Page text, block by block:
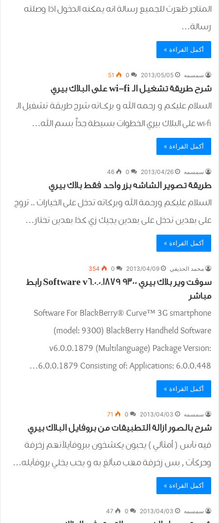
المتاجر ظهرت للجميع رسالة انه يمكنه الدخول اذا وصلته
رسالة…
أكمل القراءة »
سمسمه 2013/05/05
0
51
شرح طريقة تشغيل الـ wi-fi على البلاك بيري
السلام عليكم و رحمه الله و بركــاته شرح طريقة تشغيل الـ
wi-fi على البلاك بيري الخطوات بسيطة جداً بسم الله…
أكمل القراءة »
سمسمه 2013/04/26
0
46
طريقة تصوير الشاشه بزر واحد فقط بلاك بيري
السلام عليكم ورحمة الله وبركاته تدخل على الخيارات .. تروح
على بعدين تدخل على بعدين يجيك زي كذا بعدين تختار…
أكمل القراءة »
محمد الحذيفي 2013/04/09
0
354
سوفت وير بلاك بيري 9300 Software v6.0.0.1879 رابط
مباشر
Software For BlackBerry® Curve™ 3G smartphone
(model: 9300) BlackBerry Handheld Software
v6.0.0.1879 (Multilanguage) Package Version:
6.0.0.1879 Consisting of: Applications: 6.0.0.448…
أكمل القراءة »
سمسمه 2013/04/03
0
71
شرح بالصور ازالة التطبيقات من بروفايل البلاك بيري
فيه نآس ( أمثآلي ) يحبون يكشخون ببروفآيلآتهم زخرفة
وحركآت , بس زخرفة مهب مبآلغ به و يحب يخلي بروفآيله…
أكمل القراءة »
سمسمه 2013/04/03
0
47